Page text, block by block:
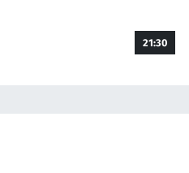
21:30